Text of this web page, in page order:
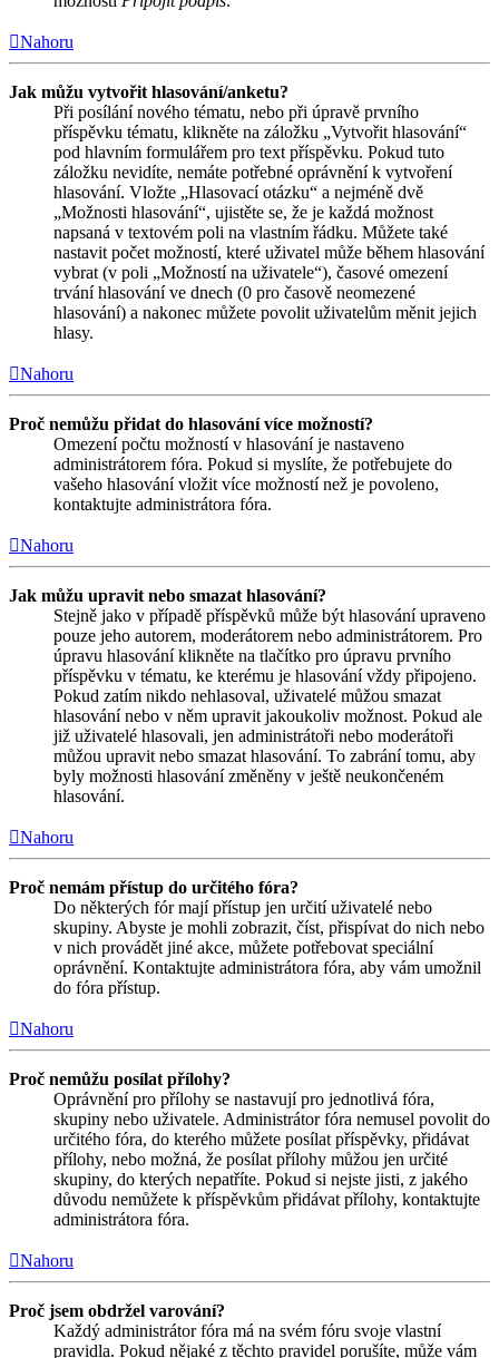
Nahoru
Jak můžu vytvořit hlasování/anketu?
Při posílání nového tématu, nebo při úpravě prvního
příspěvku tématu, klikněte na záložku „Vytvořit hlasování“
pod hlavním formulářem pro text příspěvku. Pokud tuto
záložku nevidíte, nemáte potřebné oprávnění k vytvoření
hlasování. Vložte „Hlasovací otázku“ a nejméně dvě
„Možnosti hlasování“, ujistěte se, že je každá možnost
napsaná v textovém poli na vlastním řádku. Můžete také
nastavit počet možností, které uživatel může během hlasování
vybrat (v poli „Možností na uživatele“), časové omezení
trvání hlasování ve dnech (0 pro časově neomezené
hlasování) a nakonec můžete povolit uživatelům měnit jejich
hlasy.
Nahoru
Proč nemůžu přidat do hlasování více možností?
Omezení počtu možností v hlasování je nastaveno
administrátorem fóra. Pokud si myslíte, že potřebujete do
vašeho hlasování vložit více možností než je povoleno,
kontaktujte administrátora fóra.
Nahoru
Jak můžu upravit nebo smazat hlasování?
Stejně jako v případě příspěvků může být hlasování upraveno
pouze jeho autorem, moderátorem nebo administrátorem. Pro
úpravu hlasování klikněte na tlačítko pro úpravu prvního
příspěvku v tématu, ke kterému je hlasování vždy připojeno.
Pokud zatím nikdo nehlasoval, uživatelé můžou smazat
hlasování nebo v něm upravit jakoukoliv možnost. Pokud ale
již uživatelé hlasovali, jen administrátoři nebo moderátoři
můžou upravit nebo smazat hlasování. To zabrání tomu, aby
byly možnosti hlasování změněny v ještě neukončeném
hlasování.
Nahoru
Proč nemám přístup do určitého fóra?
Do některých fór mají přístup jen určití uživatelé nebo
skupiny. Abyste je mohli zobrazit, číst, přispívat do nich nebo
v nich provádět jiné akce, můžete potřebovat speciální
oprávnění. Kontaktujte administrátora fóra, aby vám umožnil
do fóra přístup.
Nahoru
Proč nemůžu posílat přílohy?
Oprávnění pro přílohy se nastavují pro jednotlivá fóra,
skupiny nebo uživatele. Administrátor fóra nemusel povolit do
určitého fóra, do kterého můžete posílat příspěvky, přidávat
přílohy, nebo možná, že posílat přílohy můžou jen určité
skupiny, do kterých nepatříte. Pokud si nejste jisti, z jakého
důvodu nemůžete k příspěvkům přidávat přílohy, kontaktujte
administrátora fóra.
Nahoru
Proč jsem obdržel varování?
Každý administrátor fóra má na svém fóru svoje vlastní
pravidla. Pokud nějaké z těchto pravidel porušíte, může vám